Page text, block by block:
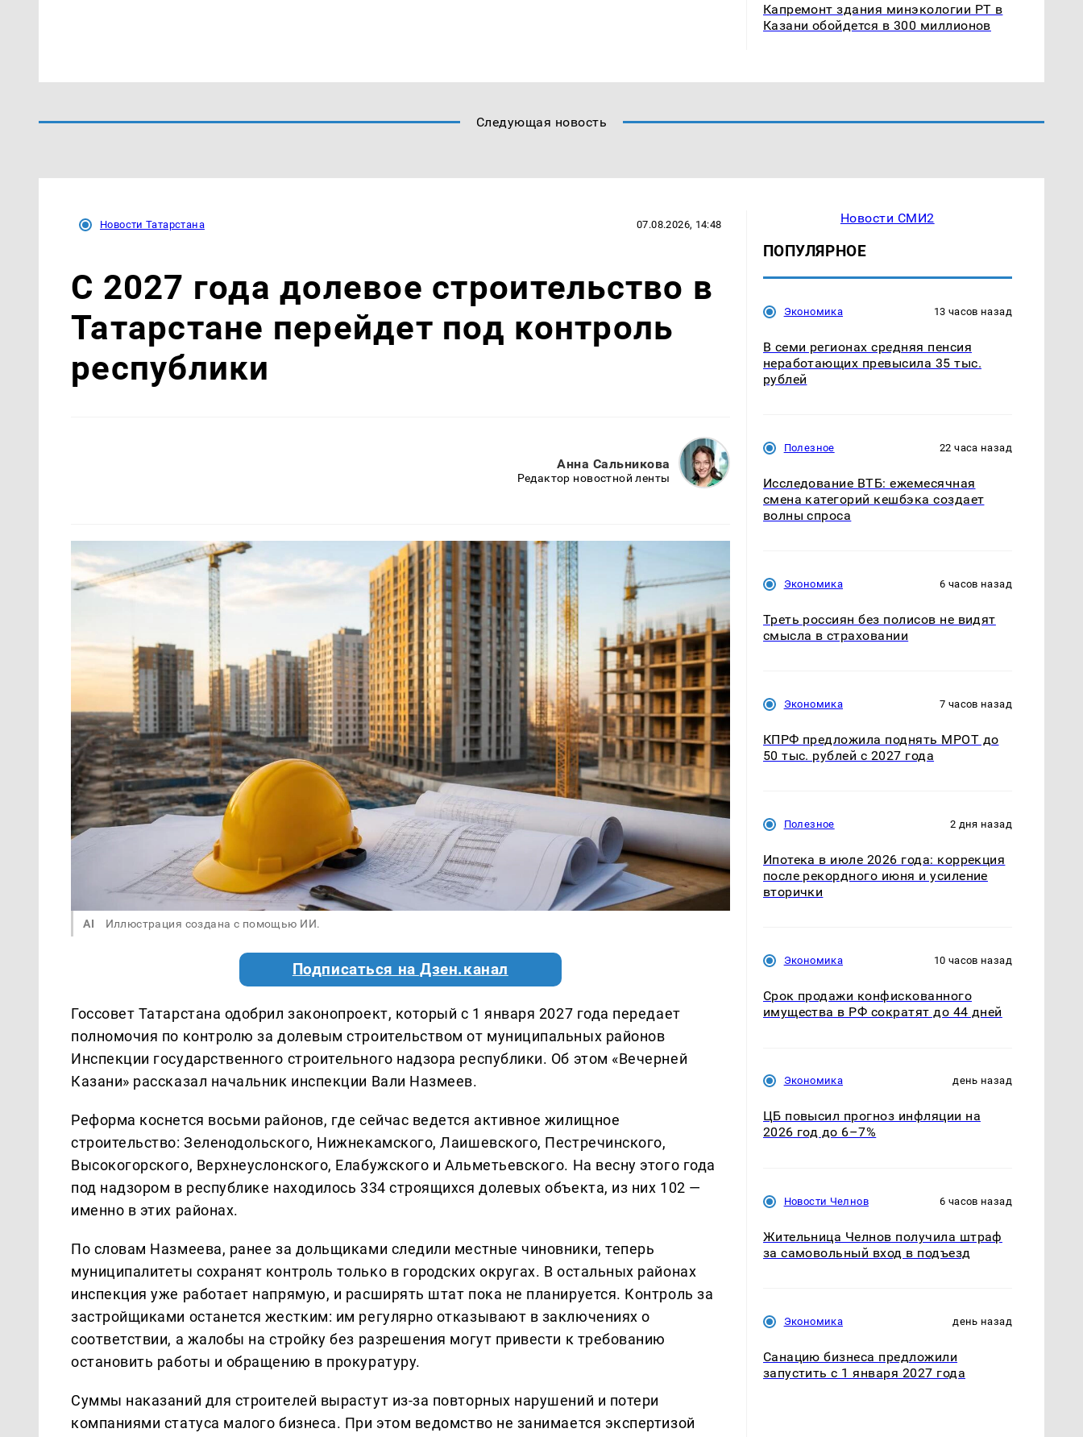
Капремонт здания минэкологии РТ в
Казани обойдется в 300 миллионов
Следующая новость
Новости Татарстана 07.08.2026, 14:48
С 2027 года долевое строительство в
Татарстане перейдет под контроль
республики
Анна Сальникова
Редактор новостной ленты
AI Иллюстрация создана с помощью ИИ.
Подписаться на Дзен.канал
Госсовет Татарстана одобрил законопроект, который с 1 января 2027 года передает
полномочия по контролю за долевым строительством от муниципальных районов
Инспекции государственного строительного надзора республики. Об этом «Вечерней
Казани» рассказал начальник инспекции Вали Назмеев.
Реформа коснется восьми районов, где сейчас ведется активное жилищное
строительство: Зеленодольского, Нижнекамского, Лаишевского, Пестречинского,
Высокогорского, Верхнеуслонского, Елабужского и Альметьевского. На весну этого года
под надзором в республике находилось 334 строящихся долевых объекта, из них 102 —
именно в этих районах.
По словам Назмеева, ранее за дольщиками следили местные чиновники, теперь
муниципалитеты сохранят контроль только в городских округах. В остальных районах
инспекция уже работает напрямую, и расширять штат пока не планируется. Контроль за
застройщиками останется жестким: им регулярно отказывают в заключениях о
соответствии, а жалобы на стройку без разрешения могут привести к требованию
остановить работы и обращению в прокуратуру.
Суммы наказаний для строителей вырастут из-за повторных нарушений и потери
компаниями статуса малого бизнеса. При этом ведомство не занимается экспертизой
Новости СМИ2
ПОПУЛЯРНОЕ
Экономика 13 часов назад
В семи регионах средняя пенсия
неработающих превысила 35 тыс.
рублей
Полезное 22 часа назад
Исследование ВТБ: ежемесячная
смена категорий кешбэка создает
волны спроса
Экономика 6 часов назад
Треть россиян без полисов не видят
смысла в страховании
Экономика 7 часов назад
КПРФ предложила поднять МРОТ до
50 тыс. рублей с 2027 года
Полезное 2 дня назад
Ипотека в июле 2026 года: коррекция
после рекордного июня и усиление
вторички
Экономика 10 часов назад
Срок продажи конфискованного
имущества в РФ сократят до 44 дней
Экономика день назад
ЦБ повысил прогноз инфляции на
2026 год до 6–7%
Новости Челнов 6 часов назад
Жительница Челнов получила штраф
за самовольный вход в подъезд
Экономика день назад
Санацию бизнеса предложили
запустить с 1 января 2027 года